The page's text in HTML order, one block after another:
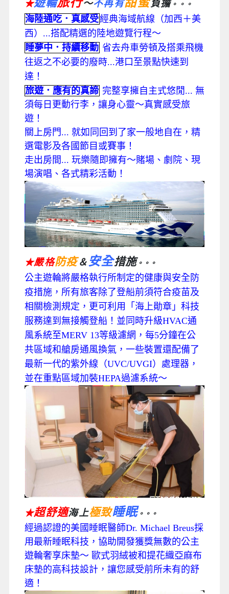
★遊輪 ～不再有 負擔。。。
海陸通吃．真感受經典海域航線（加西＋美
西）...搭配精選的陸地遊覽行程～
睡夢中．持續移動 省去舟車勞頓及搭乘飛機
往返之不必要的廢時...港口至景點快速到
達！
旅遊．應有的真諦 完整享擁自主式悠閒... 無
須每日更動行李，讓身心靈～真實感受旅
遊！
關上房門... 就如同回到了家一般地自在，精
選電影及各國節目或賽事！
走出房間... 玩樂隨即擁有～賭場、劇院、現
場演唱、各式精彩活動！
★嚴格防疫＆ 安全措施。。。
公主遊輪將嚴格執行所制定的健康與安全防
疫措施，所有旅客除了登船前須符合疫苗及
相關檢測規定，更可利用「海上勛章」科技
服務達到無接觸登船！並同時升級HVAC通
風系統至MERV 13等級濾網，每5分鐘在公
共區域和艙房通風換氣，一些裝置還配備了
最新一代的紫外線（UVC/UVGI）處理器，
並在重點區域加裝HEPA過濾系統～
★超舒適海上極致睡眠。。。
經過認證的美國睡眠醫師Dr. Michael Breus採
用最新睡眠科技，協助開發獲獎無數的公主
遊輪奢享床墊～ 歐式羽絨被和提花織亞麻布
床墊的高科技設計，讓您感受前所未有的舒
適！